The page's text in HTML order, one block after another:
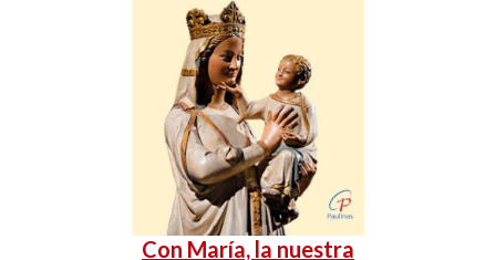
Con María, la nuestra